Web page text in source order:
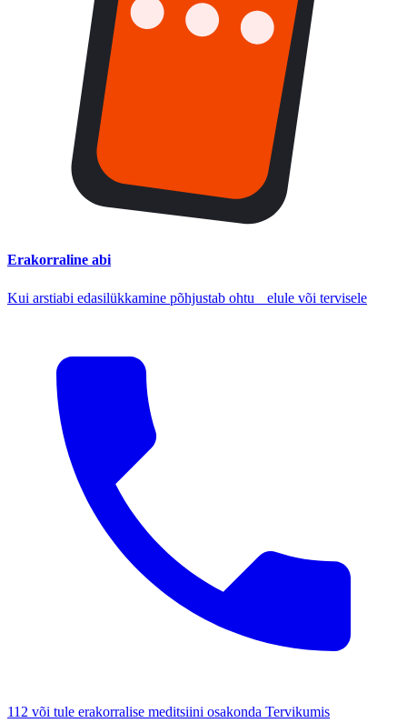
Erakorraline abi
Kui arstiabi edasilükkamine põhjustab ohtu elule või tervisele
112 või tule erakorralise meditsiini osakonda Tervikumis